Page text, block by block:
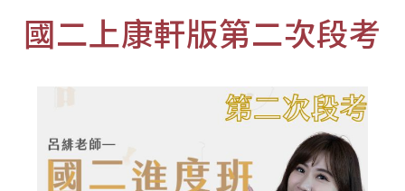
國二上康軒版第二次段考